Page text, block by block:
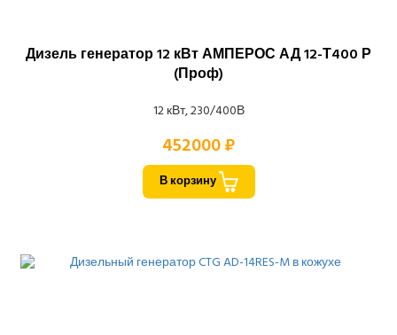
Дизель генератор 12 кВт АМПЕРОС АД 12-Т400 Р
(Проф)
12 кВт, 230/400В
452000 ₽
В корзину